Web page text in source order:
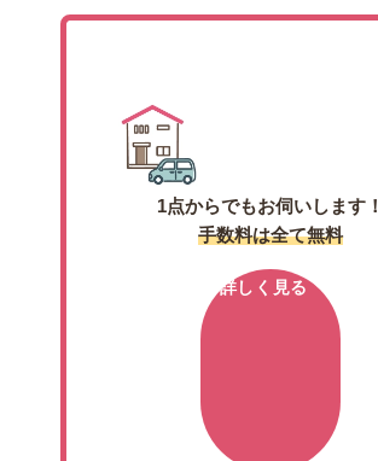
1点からでもお伺いします！
手数料は全て無料
詳しく見る